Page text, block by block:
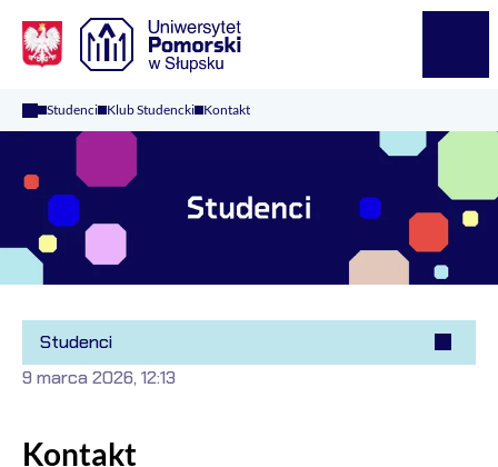
Studenci Klub Studencki Kontakt
Studenci
Kontakt
9 marca 2026, 12:13